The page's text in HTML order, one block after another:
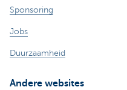
Sponsoring
Jobs
Duurzaamheid
Andere websites